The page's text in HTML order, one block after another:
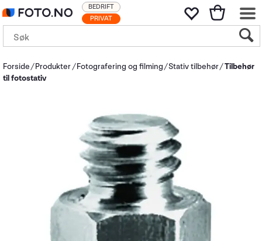
PRIVAT
BEDRIFT
Forside Produkter Fotografering og filming Stativ tilbehør Tilbehør
til fotostativ